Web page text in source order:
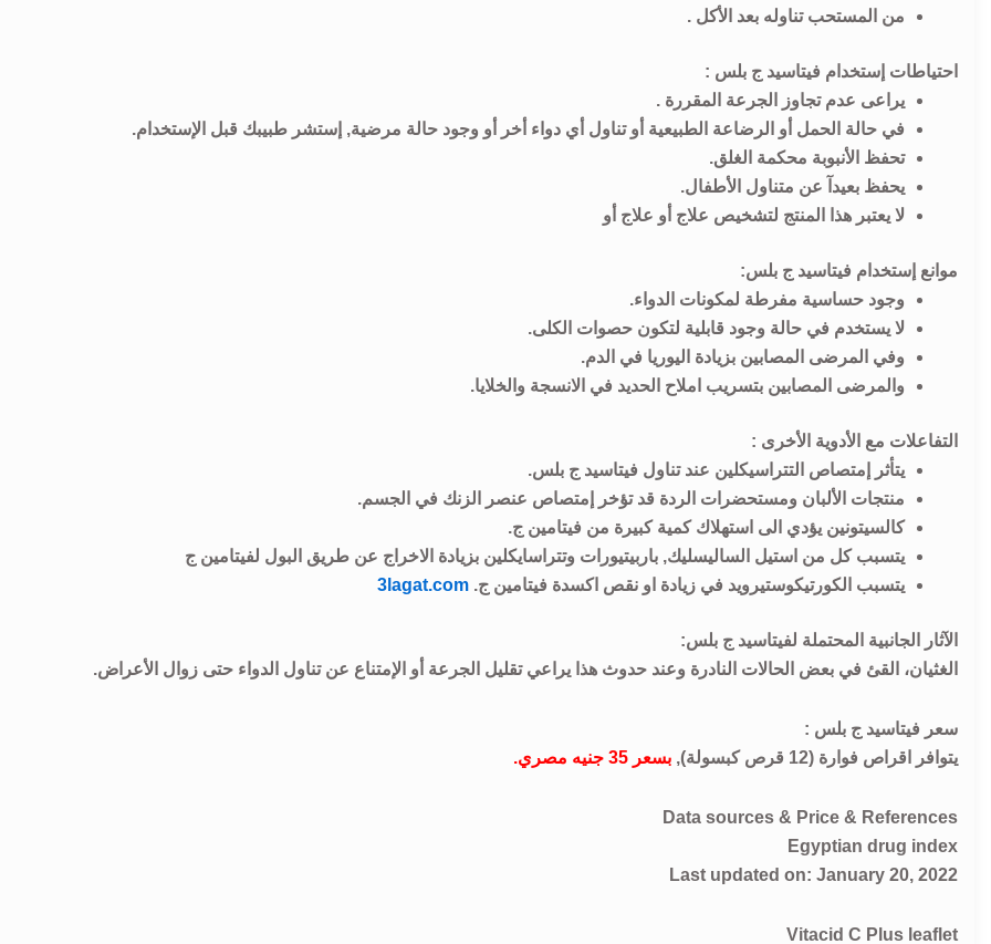
من المستحب تناوله بعد الأكل .
احتياطات إستخدام فيتاسيد ج بلس :
يراعى عدم تجاوز الجرعة المقررة .
في حالة الحمل أو الرضاعة الطبيعية أو تناول أي دواء أخر أو وجود حالة مرضية, إستشر طبيبك قبل الإستخدام.
تحفظ الأنبوبة محكمة الغلق.
يحفظ بعيدآ عن متناول الأطفال.
لا يعتبر هذا المنتج لتشخيص علاج أو علاج أو
موانع إستخدام فيتاسيد ج بلس:
وجود حساسية مفرطة لمكونات الدواء.
لا يستخدم في حالة وجود قابلية لتكون حصوات الكلى.
وفي المرضى المصابين بزيادة اليوريا في الدم.
والمرضى المصابين بتسريب املاح الحديد في الانسجة والخلايا.
التفاعلات مع الأدوية الأخرى :
يتأثر إمتصاص التتراسيكلين عند تناول فيتاسيد ج بلس.
منتجات الألبان ومستحضرات الردة قد تؤخر إمتصاص عنصر الزنك في الجسم.
كالسيتونين يؤدي الى استهلاك كمية كبيرة من فيتامين ج.
يتسبب كل من استيل الساليسليك, باربيتيورات وتتراسايكلين بزيادة الاخراج عن طريق البول لفيتامين ج
يتسبب الكورتيكوستيرويد في زيادة او نقص اكسدة فيتامين ج. 3lagat.com
الآثار الجانبية المحتملة لفيتاسيد ج بلس:
الغثيان، القئ في بعض الحالات النادرة وعند حدوث هذا يراعي تقليل الجرعة أو الإمتناع عن تناول الدواء حتى زوال الأعراض.
سعر فيتاسيد ج بلس :
يتوافر اقراص فوارة (12 قرص كبسولة),
بسعر 35 جنيه مصري.
Data sources & Price & References
Egyptian drug index
Last updated on: January 20, 2022
Vitacid C Plus leaflet